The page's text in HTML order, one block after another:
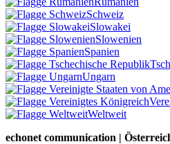
Schweiz
Slowakei
Slowenien
Spanien
Ungarn
Weltweit
echonet communication |